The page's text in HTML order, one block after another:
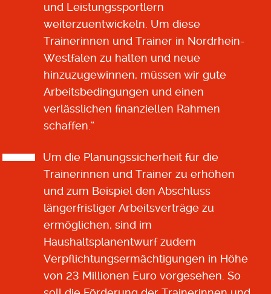
und Leistungssportlern
weiterzuentwickeln. Um diese
Trainerinnen und Trainer in Nordrhein-
Westfalen zu halten und neue
hinzuzugewinnen, müssen wir gute
Arbeitsbedingungen und einen
verlässlichen finanziellen Rahmen
schaffen.“
Um die Planungssicherheit für die
Trainerinnen und Trainer zu erhöhen
und zum Beispiel den Abschluss
längerfristiger Arbeitsverträge zu
ermöglichen, sind im
Haushaltsplanentwurf zudem
Verpflichtungsermächtigungen in Höhe
von 23 Millionen Euro vorgesehen. So